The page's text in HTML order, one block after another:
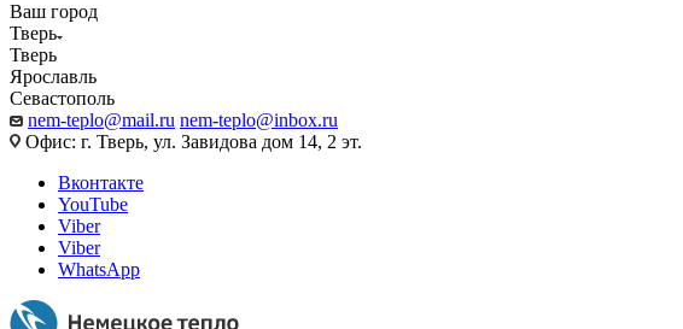
Ваш город
Тверь
Тверь
Ярославль
Севастополь
nem-teplo@mail.ru nem-teplo@inbox.ru
Офис: г. Тверь, ул. Завидова дом 14, 2 эт.
Вконтакте
YouTube
Viber
Viber
WhatsApp